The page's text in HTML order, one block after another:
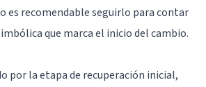
es recomendable seguirlo para contar
que marca el inicio del cambio.
por la etapa de recuperación inicial,